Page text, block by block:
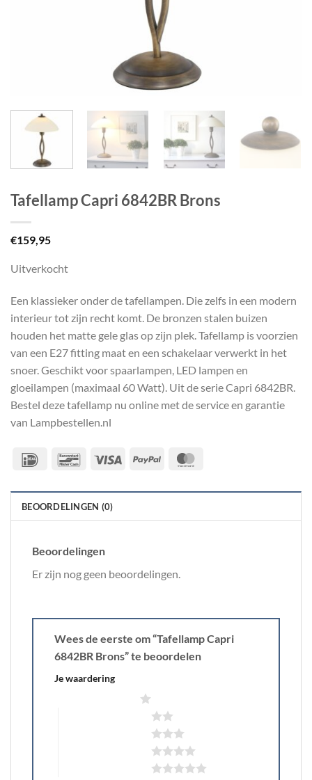
Tafellamp Capri 6842BR Brons
€159,95
Uitverkocht
Een klassieker onder de tafellampen. Die zelfs in een modern
interieur tot zijn recht komt. De bronzen stalen buizen
houden het matte gele glas op zijn plek. Tafellamp is voorzien
van een E27 fitting maat en een schakelaar verwerkt in het
snoer. Geschikt voor spaarlampen, LED lampen en
gloeilampen (maximaal 60 Watt). Uit de serie Capri 6842BR.
Bestel deze tafellamp nu online met de service en garantie
van Lampbestellen.nl
IDeal Bancontact
Visa PayPal
BEOORDELINGEN (0)
Beoordelingen
Er zijn nog geen beoordelingen.
Wees de eerste om “Tafellamp Capri
6842BR Brons” te beoordelen
Je waardering